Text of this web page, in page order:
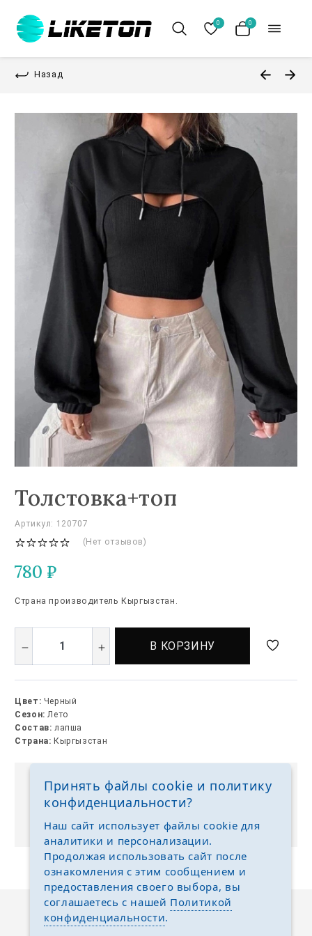
0 0
Назад
Толстовка+топ
Артикул: 120707
(Нет отзывов)
780 ₽
Страна производитель Кыргызстан.
В КОРЗИНУ
Цвет: Черный
Сезон: Лето
Состав: лапша
Страна: Кыргызстан
Выкуп без размерных рядов
Отгружаем любые размеры одежды и обуви на
ваш выбор
Описание Отзывы
Принять файлы cookie и политику
конфиденциальности?
Наш сайт использует файлы cookie для
аналитики и персонализации.
Продолжая использовать сайт после
ознакомления с этим сообщением и
предоставления своего выбора, вы
соглашаетесь с нашей Политикой
конфиденциальности.